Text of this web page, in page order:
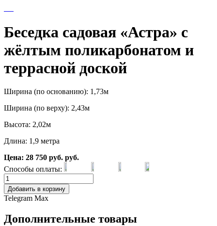
Беседка садовая «Астра» с
жёлтым поликарбонатом и
террасной доской
Ширина (по основанию): 1,73м
Ширина (по верху): 2,43м
Высота: 2,02м
Длина: 1,9 метра
Цена: 28 750 руб. руб.
Способы оплаты:
Добавить в корзину
Telegram Max
Дополнительные товары